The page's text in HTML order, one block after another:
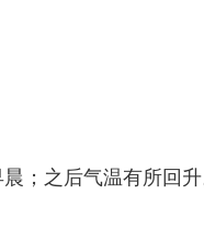
；之后气温有所回